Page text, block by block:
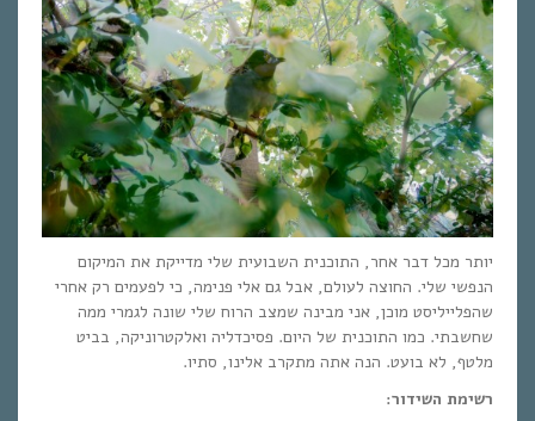
יותר מכל דבר אחר, התוכנית השבועית שלי מדייקת את המיקום
הנפשי שלי. החוצה לעולם, אבל גם אלי פנימה, כי לפעמים רק אחרי
שהפלייליסט מוכן, אני מבינה שמצב הרוח שלי שונה לגמרי ממה
שחשבתי. כמו התוכנית של היום. פסיכדליה ואלקטרוניקה, בביט
מלטף, לא בועט. הנה אתה מתקרב אלינו, סתיו.
רשימת השידור: